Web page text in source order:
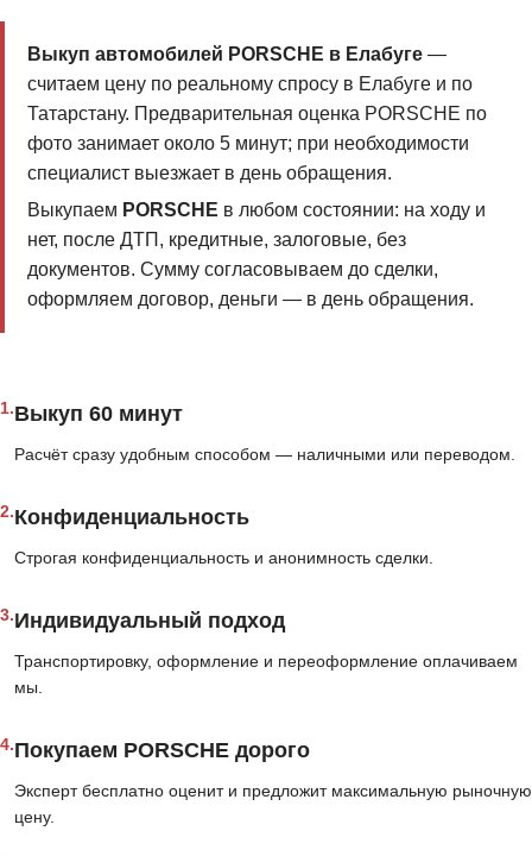
Выкуп автомобилей PORSCHE в Елабуге—
считаем цену по реальному спросу в Елабуге и по
Татарстану. Предварительная оценка PORSCHE по
фото занимает около 5 минут; при необходимости
специалист выезжает в день обращения.
Выкупаем PORSCHE в любом состоянии: на ходу и
нет, после ДТП, кредитные, залоговые, без
документов. Сумму согласовываем до сделки,
оформляем договор, деньги — в день обращения.
1.Выкуп 60 минут
Расчёт сразу удобным способом — наличными или переводом.
2.Конфиденциальность
Строгая конфиденциальность и анонимность сделки.
3.Индивидуальный подход
Транспортировку, оформление и переоформление оплачиваем
мы.
4.Покупаем PORSCHE дорого
Эксперт бесплатно оценит и предложит максимальную рыночную
цену.